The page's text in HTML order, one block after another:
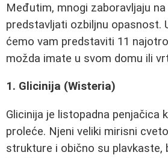
Međutim, mnogi zaboravljaju
predstavljati ozbiljnu opasnost.
ćemo vam predstaviti 11
možda imate u svom domu ili
1. Glicinija (Wisteria)
Glicinija je listopadna penjačica
proleće. Njeni veliki mirisni
strukture i obično su plavkaste,